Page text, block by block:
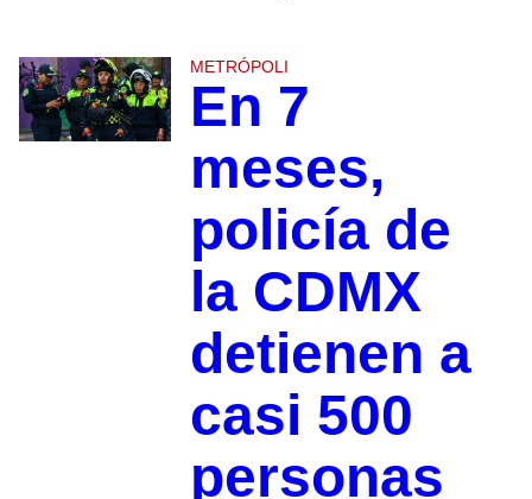
METRÓPOLI
En 7
meses,
policía de
la CDMX
detienen a
casi 500
personas